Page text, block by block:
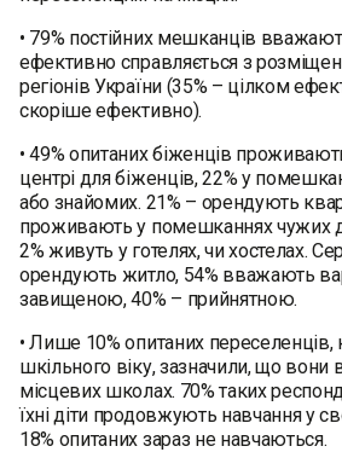
• 79% постійних мешканців
ефективно справляється з
регіонів України (35% – цілком
скоріше ефективно).
• 49% опитаних біженців
центрі для біженців, 22% у
або знайомих. 21% – орендують
проживають у помешканнях чужих
2% живуть у готелях, чи хостелах.
орендують житло, 54% вважають
завищеною, 40% – прийнятною.
• Лише 10% опитаних переселенців,
шкільного віку, зазначили, що
місцевих школах. 70% таких
їхні діти продовжують навчання у
18% опитаних зараз не навчаються.